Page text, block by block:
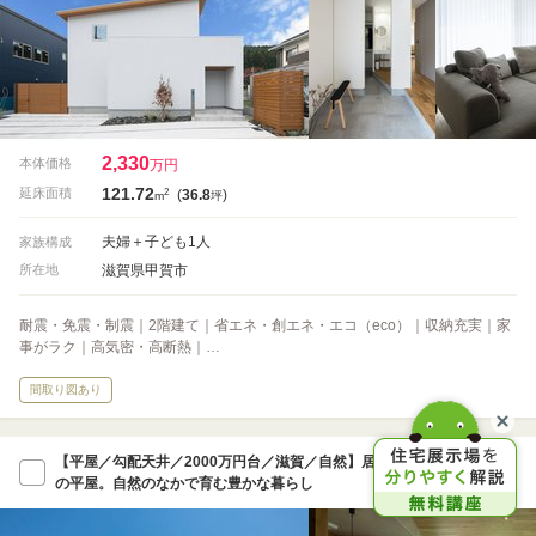
本体価格 2,330万円
延床面積 121.72m2 (36.8坪)
家族構成 夫婦＋子ども1人
所在地 滋賀県甲賀市
耐震・免震・制震｜2階建て｜省エネ・創エネ・エコ（eco）｜収納充実｜家
事がラク｜高気密・高断熱｜…
間取り図あり
【平屋／勾配天井／2000万円台／滋賀／自然】居心地よい山沿い
の平屋。自然のなかで育む豊かな暮らし